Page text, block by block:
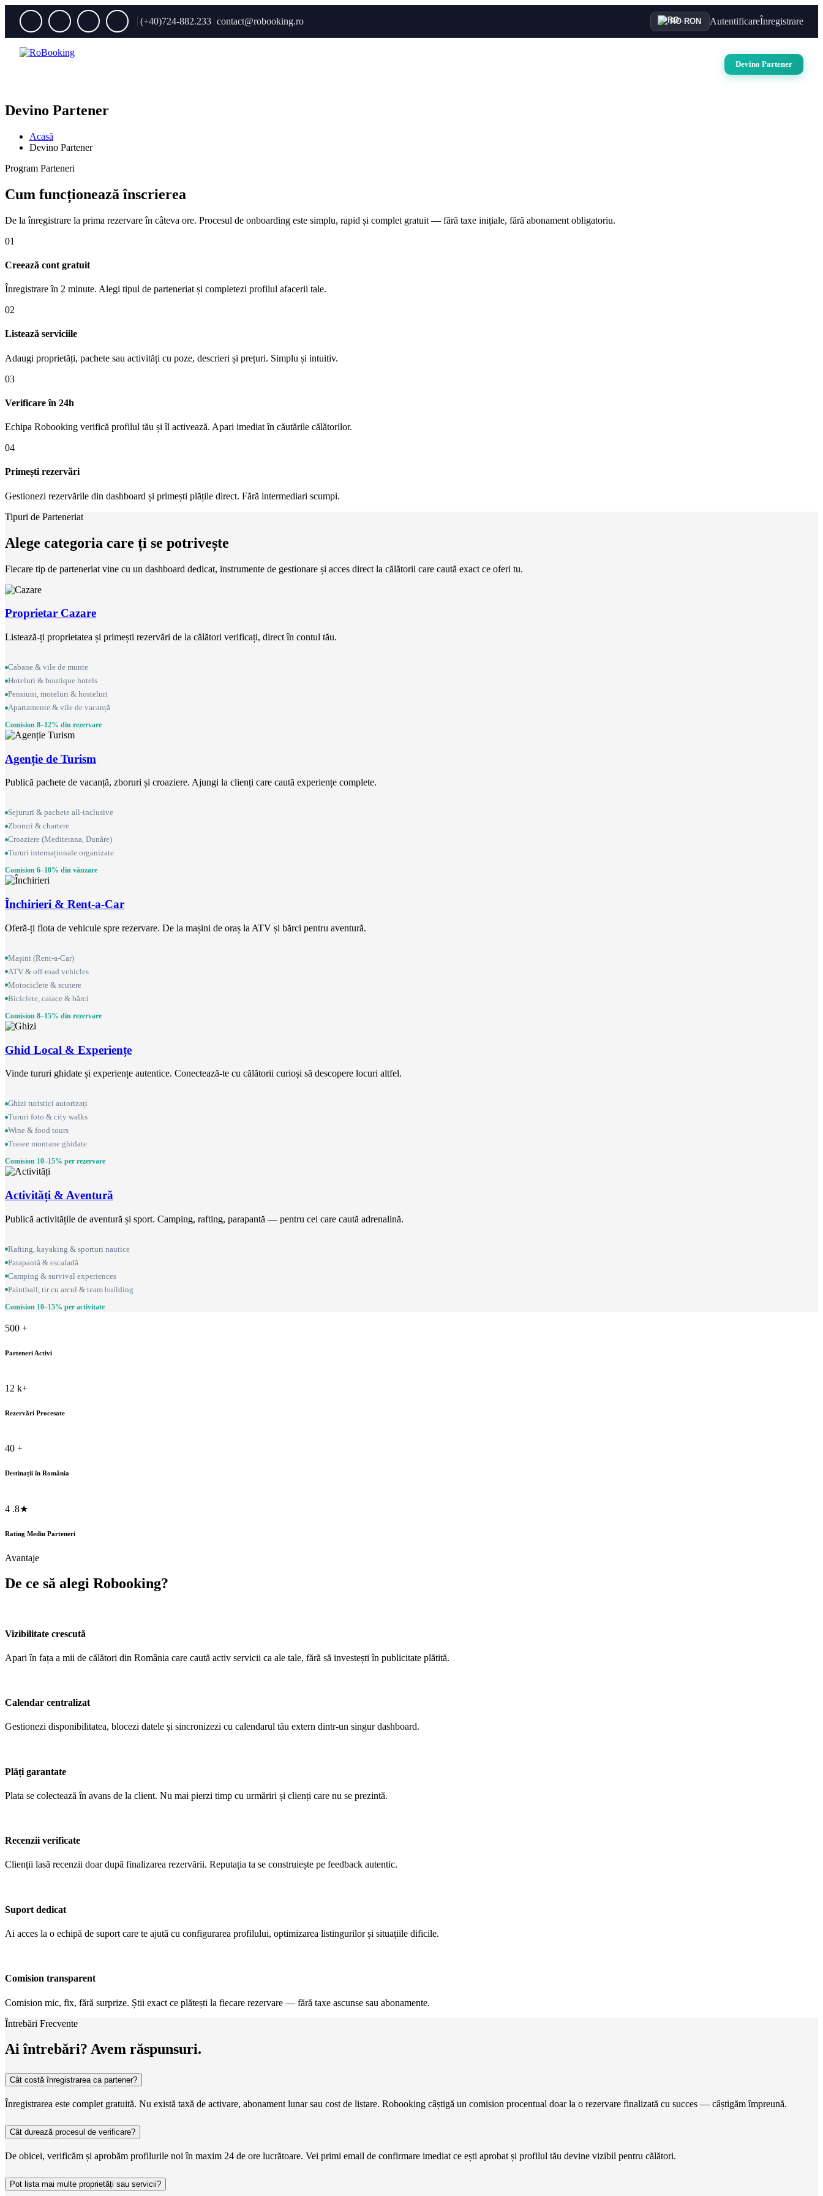
(+40)724-882.233 contact@robooking.ro RO· RON AutentificareÎnregistrare
Devino Partener
Devino Partener
Acasă
Devino Partener
Program Parteneri
Cum funcționează înscrierea
De la înregistrare la prima rezervare în câteva ore. Procesul de onboarding este simplu, rapid și complet gratuit — fără taxe inițiale, fără abonament obligatoriu.
01
Creează cont gratuit
Înregistrare în 2 minute. Alegi tipul de parteneriat și completezi profilul afacerii tale.
02
Listează serviciile
Adaugi proprietăți, pachete sau activități cu poze, descrieri și prețuri. Simplu și intuitiv.
03
Verificare în 24h
Echipa Robooking verifică profilul tău și îl activează. Apari imediat în căutările călătorilor.
04
Primești rezervări
Gestionezi rezervările din dashboard și primești plățile direct. Fără intermediari scumpi.
Tipuri de Parteneriat
Alege categoria care ți se potrivește
Fiecare tip de parteneriat vine cu un dashboard dedicat, instrumente de gestionare și acces direct la călătorii care caută exact ce oferi tu.
Proprietar Cazare
Listează-ți proprietatea și primești rezervări de la călători verificați, direct în contul tău.
Cabane & vile de munte
Hoteluri & boutique hotels
Pensiuni, moteluri & hosteluri
Apartamente & vile de vacanță
Comision 8–12% din rezervare
Agenție de Turism
Publică pachete de vacanță, zboruri și croaziere. Ajungi la clienți care caută experiențe complete.
Sejururi & pachete all-inclusive
Zboruri & chartere
Croaziere (Mediterana, Dunăre)
Tururi internaționale organizate
Comision 6–10% din vânzare
Închirieri & Rent-a-Car
Oferă-ți flota de vehicule spre rezervare. De la mașini de oraș la ATV și bărci pentru aventură.
Mașini (Rent-a-Car)
ATV & off-road vehicles
Motociclete & scutere
Biciclete, caiace & bărci
Comision 8–15% din rezervare
Ghid Local & Experiențe
Vinde tururi ghidate și experiențe autentice. Conectează-te cu călătorii curioși să descopere locuri altfel.
Ghizi turistici autorizați
Tururi foto & city walks
Wine & food tours
Trasee montane ghidate
Comision 10–15% per rezervare
Activități & Aventură
Publică activitățile de aventură și sport. Camping, rafting, parapantă — pentru cei care caută adrenalină.
Rafting, kayaking & sporturi nautice
Parapantă & escaladă
Camping & survival experiences
Paintball, tir cu arcul & team building
Comision 10–15% per activitate
500 +
Parteneri Activi
12 k+
Rezervări Procesate
40 +
Destinații în România
4 .8★
Rating Mediu Parteneri
Avantaje
De ce să alegi Robooking?
Vizibilitate crescută
Apari în fața a mii de călători din România care caută activ servicii ca ale tale, fără să investești în publicitate plătită.
Calendar centralizat
Gestionezi disponibilitatea, blocezi datele și sincronizezi cu calendarul tău extern dintr-un singur dashboard.
Plăți garantate
Plata se colectează în avans de la client. Nu mai pierzi timp cu urmăriri și clienți care nu se prezintă.
Recenzii verificate
Clienții lasă recenzii doar după finalizarea rezervării. Reputația ta se construiește pe feedback autentic.
Suport dedicat
Ai acces la o echipă de suport care te ajută cu configurarea profilului, optimizarea listingurilor și situațiile dificile.
Comision transparent
Comision mic, fix, fără surprize. Știi exact ce plătești la fiecare rezervare — fără taxe ascunse sau abonamente.
Întrebări Frecvente
Ai întrebări? Avem răspunsuri.
Cât costă înregistrarea ca partener?
Înregistrarea este complet gratuită. Nu există taxă de activare, abonament lunar sau cost de listare. Robooking câștigă un comision procentual doar la o rezervare finalizată cu succes — câștigăm împreună.
Cât durează procesul de verificare?
De obicei, verificăm și aprobăm profilurile noi în maxim 24 de ore lucrătoare. Vei primi email de confirmare imediat ce ești aprobat și profilul tău devine vizibil pentru călători.
Pot lista mai multe proprietăți sau servicii?